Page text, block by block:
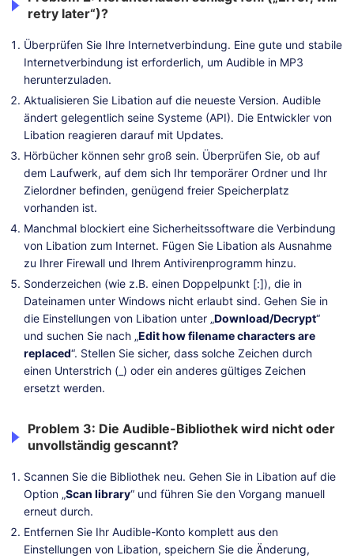
retry later“)?
Überprüfen Sie Ihre Internetverbindung. Eine gute und stabile
Internetverbindung ist erforderlich, um Audible in MP3
herunterzuladen.
Aktualisieren Sie Libation auf die neueste Version. Audible
ändert gelegentlich seine Systeme (API). Die Entwickler von
Libation reagieren darauf mit Updates.
Hörbücher können sehr groß sein. Überprüfen Sie, ob auf
dem Laufwerk, auf dem sich Ihr temporärer Ordner und Ihr
Zielordner befinden, genügend freier Speicherplatz
vorhanden ist.
Manchmal blockiert eine Sicherheitssoftware die Verbindung
von Libation zum Internet. Fügen Sie Libation als Ausnahme
zu Ihrer Firewall und Ihrem Antivirenprogramm hinzu.
Sonderzeichen (wie z.B. einen Doppelpunkt [:]), die in
Dateinamen unter Windows nicht erlaubt sind. Gehen Sie in
die Einstellungen von Libation unter „Download/Decrypt“
und suchen Sie nach „Edit how filename characters are
replaced“. Stellen Sie sicher, dass solche Zeichen durch
einen Unterstrich (_) oder ein anderes gültiges Zeichen
ersetzt werden.
Problem 3: Die Audible-Bibliothek wird nicht oder
unvollständig gescannt?
Scannen Sie die Bibliothek neu. Gehen Sie in Libation auf die
Option „Scan library“ und führen Sie den Vorgang manuell
erneut durch.
Entfernen Sie Ihr Audible-Konto komplett aus den
Einstellungen von Libation, speichern Sie die Änderung,